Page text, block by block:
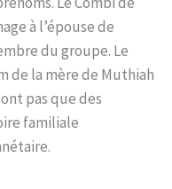
à l’épouse de
du groupe. Le
de la mère de Muthiah
pas que des
familiale